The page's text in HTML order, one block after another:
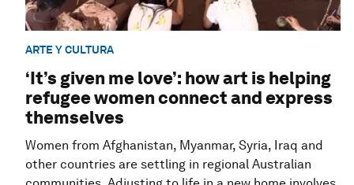
ARTE Y CULTURA
‘It’s given me love’: how art is helping
refugee women connect and express
themselves
Women from Afghanistan, Myanmar, Syria, Iraq and
other countries are settling in regional Australian